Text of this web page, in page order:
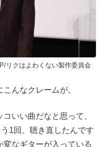
リクはよわくない製作委員会
んなクレームが。
いい曲だなと思って、
1回、聴き直したんです
なギターが入っている